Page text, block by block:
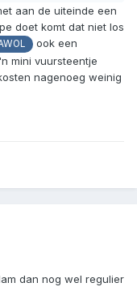
aan de uiteinde een
doet komt dat niet los
ook een
mini vuursteentje
nagenoeg weinig
dan nog wel regulier